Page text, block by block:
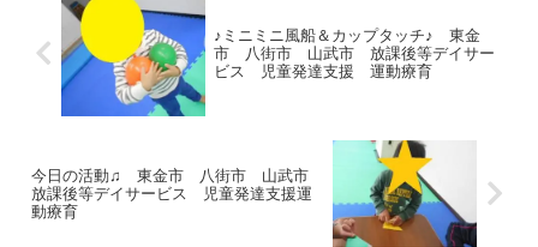
♪ミニミニ風船＆カップタッチ♪ 東金
市 八街市 山武市 放課後等デイサー
ビス 児童発達支援 運動療育
今日の活動♫ 東金市 八街市 山武市
放課後等デイサービス 児童発達支援運
動療育